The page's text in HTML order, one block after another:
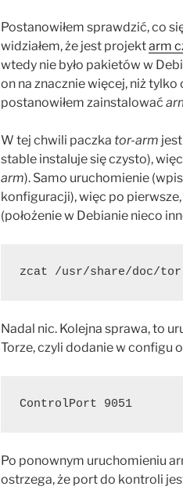
Postanowiłem sprawdzić, co
widziałem, że jest projektarm
wtedy nie było pakietów w
on na znacznie więcej, niż
postanowiłem zainstalować
W tej chwili paczka tor-arm
stable instaluje się czysto),
arm). Samo uruchomienie
konfiguracji), więc po
(położenie w Debianie nieco
zcat /usr/share/doc/tor-
Nadal nic. Kolejna sprawa, to
Torze, czyli dodanie w configu
ControlPort 9051﻿
Po ponownym uruchomieniu
ostrzega, że port do kontroli